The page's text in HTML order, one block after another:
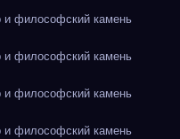
философский камень
философский камень
философский камень
философский камень